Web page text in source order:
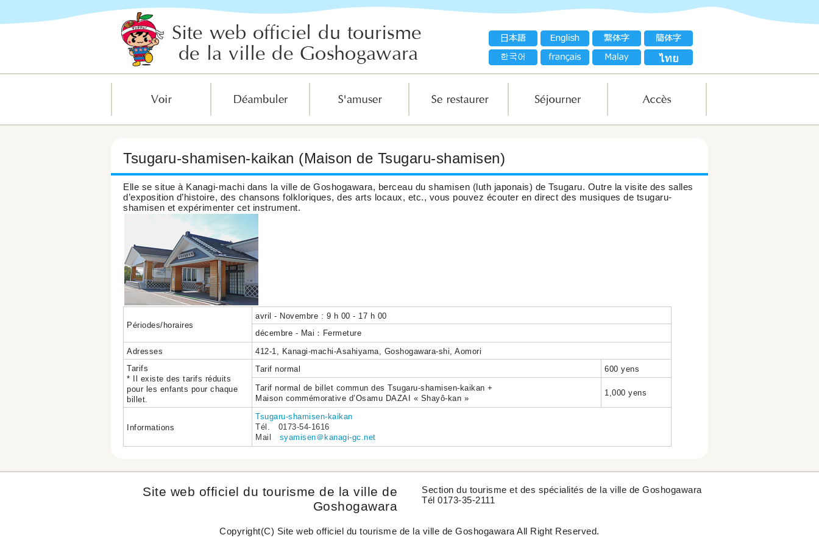
Tsugaru-shamisen-kaikan (Maison de Tsugaru-shamisen)
Elle se situe à Kanagi-machi dans la ville de Goshogawara, berceau du shamisen (luth japonais) de Tsugaru. Outre la visite des salles
d’exposition d’histoire, des chansons folkloriques, des arts locaux, etc., vous pouvez écouter en direct des musiques de tsugaru-
shamisen et expérimenter cet instrument.
Périodes/horaires
avril - Novembre : 9 h 00 - 17 h 00
décembre - Mai：Fermeture
Adresses
412-1, Kanagi-machi-Asahiyama, Goshogawara-shi, Aomori
Tarifs
* Il existe des tarifs réduits
pour les enfants pour chaque
billet.
Tarif normal 600 yens
Tarif normal de billet commun des Tsugaru-shamisen-kaikan +
Maison commémorative d’Osamu DAZAI « Shayô-kan »
1,000 yens
Informations
Tsugaru-shamisen-kaikan
Tél. 0173-54-1616
Mail syamisen＠kanagi-gc.net
Site web officiel du tourisme de la ville de
Goshogawara
Section du tourisme et des spécialités de la ville de Goshogawara
Tél 0173-35-2111
Copyright(C) Site web officiel du tourisme de la ville de Goshogawara All Right Reserved.